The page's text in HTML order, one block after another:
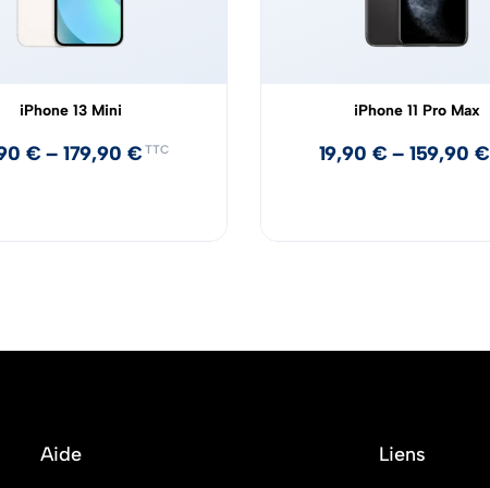
iPhone 13 Mini
€ – 179,90 € TTC
iPhone 11 Pro Max
19,90 € – 159,90 €
Aide Liens